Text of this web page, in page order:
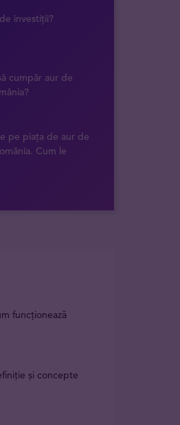
investiții?
cumpăr aur de
pe piața de aur de
Cum le
funcționează
și concepte